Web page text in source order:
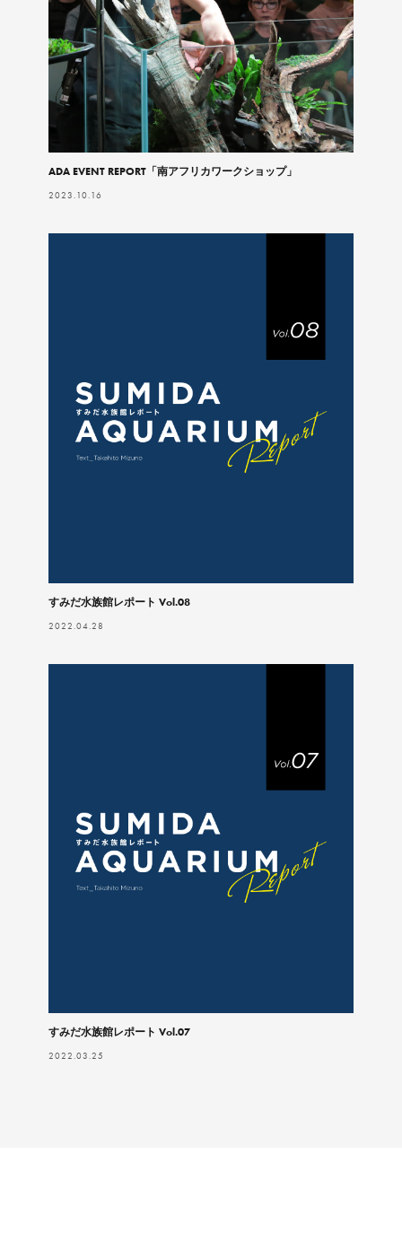
ADA EVENT REPORT「南アフリカワークショップ」
2023.10.16
すみだ水族館レポート Vol.08
2022.04.28
すみだ水族館レポート Vol.07
2022.03.25